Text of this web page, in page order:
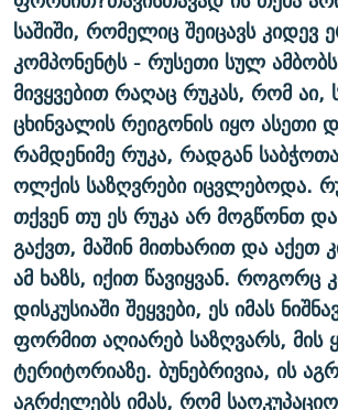
საშიში, რომელიც შეიცავს კიდევ
კომპონენტს - რუსეთი სულ
მივყვებით რაღაც რუკას, რომ აი,
ცხინვალის რეიგონის იყო ასეთი
რამდენიმე რუკა, რადგან
ოლქის საზღვრები იცვლებოდა.
თქვენ თუ ეს რუკა არ მოგწონთ და
გაქვთ, მაშინ მითხარით და აქეთ
ამ ხაზს, იქით წავიყვან. როგორც
დისკუსიაში შეყვები, ეს იმას
ფორმით აღიარებ საზღვარს, მის
ტერიტორიაზე. ბუნებრივია, ის
აგრძელებს იმას, რომ